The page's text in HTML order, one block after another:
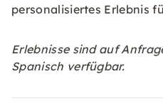
personalisiertes Erlebnis
Erlebnisse sind auf
Spanisch verfügbar.